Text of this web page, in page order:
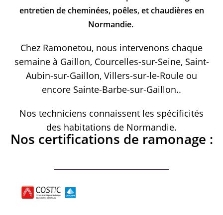
entretien de cheminées, poêles, et chaudières en
Normandie.
Chez Ramonetou, nous intervenons chaque
semaine à Gaillon, Courcelles-sur-Seine, Saint-
Aubin-sur-Gaillon, Villers-sur-le-Roule ou
encore Sainte-Barbe-sur-Gaillon..
Nos techniciens connaissent les spécificités
des habitations de Normandie.
Nos certifications de ramonage :